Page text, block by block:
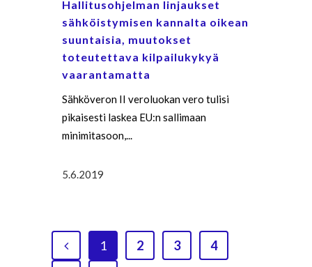
Hallitusohjelman linjaukset
sähköistymisen kannalta oikean
suuntaisia, muutokset
toteutettava kilpailukykyä
vaarantamatta
Sähköveron II veroluokan vero tulisi
pikaisesti laskea EU:n sallimaan
minimitasoon,...
5.6.2019
1 2 3 4